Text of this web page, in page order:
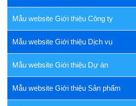
Mẫu website Giới thiệu Công ty
Mẫu website Giới thiệu Dịch vụ
Mẫu website Giới thiệu Dự án
Mẫu website Giới thiệu Sản phẩm